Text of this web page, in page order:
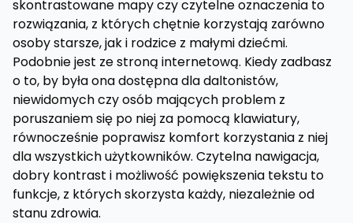
skontrastowane mapy czy czytelne oznaczenia to
rozwiązania, z których chętnie korzystają zarówno
osoby starsze, jak i rodzice z małymi dziećmi.
Podobnie jest ze stroną internetową. Kiedy zadbasz
o to, by była ona dostępna dla daltonistów,
niewidomych czy osób mających problem z
poruszaniem się po niej za pomocą klawiatury,
równocześnie poprawisz komfort korzystania z niej
dla wszystkich użytkowników. Czytelna nawigacja,
dobry kontrast i możliwość powiększenia tekstu to
funkcje, z których skorzysta każdy, niezależnie od
stanu zdrowia.